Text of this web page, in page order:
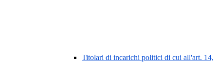
Titolari di incarichi politici di cui all'art. 14,